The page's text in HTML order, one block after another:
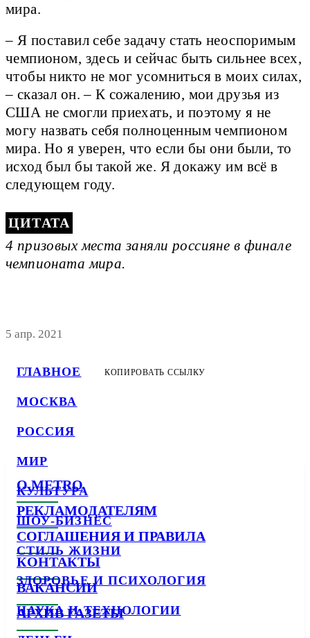
ГЛАВНОЕ
МОСКВА
РОССИЯ
МИР
КУЛЬТУРА
ШОУ-БИЗНЕС
СТИЛЬ ЖИЗНИ
ЗДОРОВЬЕ И ПСИХОЛОГИЯ
НАУКА И ТЕХНОЛОГИИ
мира.
– Я поставил себе задачу стать неоспоримым
чемпионом, здесь и сейчас быть сильнее всех,
чтобы никто не мог усомниться в моих силах,
– сказал он. – К сожалению, мои друзья из
США не смогли приехать, и поэтому я не
могу назвать себя полноценным чемпионом
мира. Но я уверен, что если бы они были, то
исход был бы такой же. Я докажу им всё в
следующем году.
4 призовых места заняли россияне в финале
чемпионата мира.
5 апр. 2021
КОПИРОВАТЬ ССЫЛКУ
О METRO
РЕКЛАМОДАТЕЛЯМ
СОГЛАШЕНИЯ И ПРАВИЛА
КОНТАКТЫ
ВАКАНСИИ
АРХИВ ГАЗЕТЫ